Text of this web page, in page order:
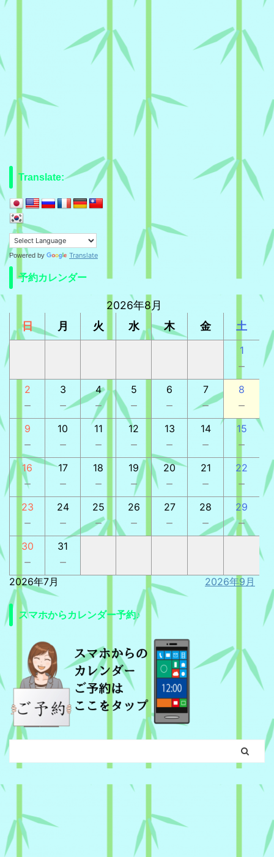
Translate:
Powered by Translate
予約カレンダー
2026年8月
日
月 火 水 木 金 土
1
－
2
－
3
－
4
－
5
－
6
－
7
－
8
－
9
－
10
－
11
－
12
－
13
－
14
－
15
－
16
－
17
－
18
－
19
－
20
－
21
－
22
－
23
－
24
－
25
－
26
－
27
－
28
－
29
－
30
－
31
－
2026年7月 2026年9月
スマホからカレンダー予約♪